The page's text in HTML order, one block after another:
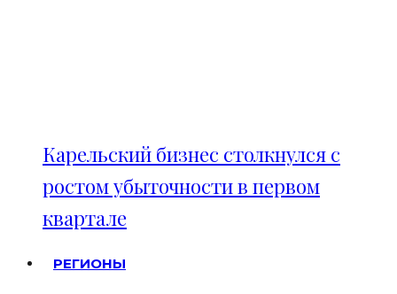
Карельский бизнес столкнулся с
ростом убыточности в первом
квартале
РЕГИОНЫ